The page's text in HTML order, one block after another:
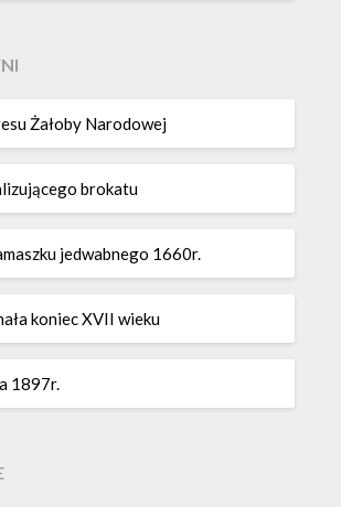
Żałoby Narodowej
brokatu
jedwabnego 1660r.
koniec XVII wieku
1897r.